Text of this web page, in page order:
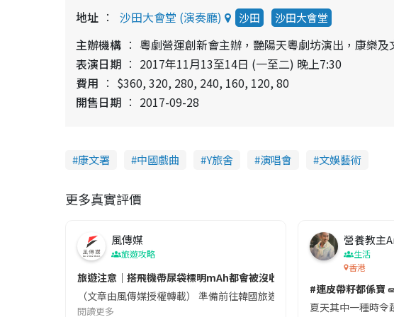
地址
沙田大會堂 (演奏廳) 沙田 沙田大會堂
主辦機構
粵劇營運創新會主辦，艷陽天粵劇坊演出，康樂及
表演日期
2017年11月13至14日 (一至二) 晚上7:30
費用
$360, 320, 280, 240, 160, 120, 80
開售日期
2017-09-28
康文署 中國戲曲 Y旅舍 演唱會 文娛藝術
更多真實評價
風傳媒
旅遊攻略
旅遊注意｜搭飛機帶尿袋標明mAh都會被沒收😱出發前切記檢查「1標示
（文章由風傳媒授權轉載） 準備前往韓國旅遊的民眾，近期要特別
閱讀更多
營養教主
生活
香港
#連皮帶籽都係寶
夏天其中一種時